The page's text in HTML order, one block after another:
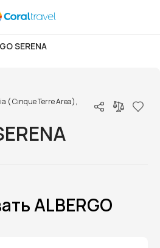
SERENA
( Cınque Terre Area),
ALBERGO